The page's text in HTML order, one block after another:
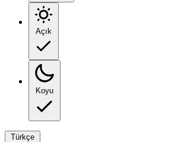
Açık
Koyu
Türkçe